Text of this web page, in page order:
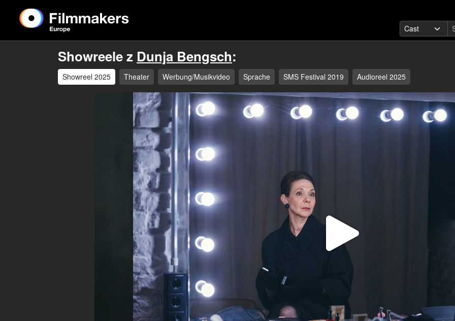
Showreele z Dunja Bengsch:
Showreel 2025 Theater Werbung/Musikvideo Sprache SMS Festival 2019 Audioreel 2025
wideo